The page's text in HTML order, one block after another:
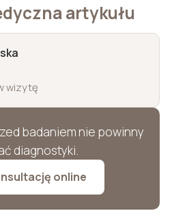
artykułu
wizytę
badaniem nie powinny
diagnostyki.
online